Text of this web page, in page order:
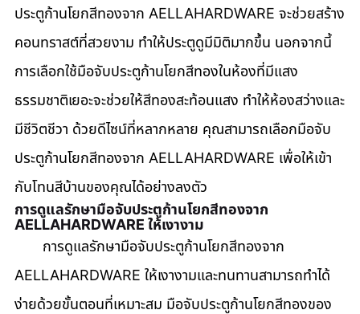
ประตูก้านโยกสีทองจาก AELLAHARDWARE จะช่วยสร้าง
คอนทราสต์ที่สวยงาม ทำให้ประตูดูมีมิติมากขึ้น นอกจากนี้
การเลือกใช้มือจับประตูก้านโยกสีทองในห้องที่มีแสง
ธรรมชาติเยอะจะช่วยให้สีทองสะท้อนแสง ทำให้ห้องสว่างและ
มีชีวิตชีวา ด้วยดีไซน์ที่หลากหลาย คุณสามารถเลือกมือจับ
ประตูก้านโยกสีทองจาก AELLAHARDWARE เพื่อให้เข้า
กับโทนสีบ้านของคุณได้อย่างลงตัว
การดูแลรักษามือจับประตูก้านโยกสีทองจาก
AELLAHARDWARE ให้เงางาม
AELLAHARDWARE ให้เงางามและทนทานสามารถทำได้
ง่ายด้วยขั้นตอนที่เหมาะสม มือจับประตูก้านโยกสีทองของ